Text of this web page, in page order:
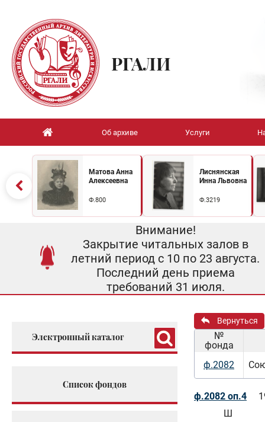
РГАЛИ
Об архиве Услуги
Матова Анна
Алексеевна
Ф.800
Лиснянская
Инна Львовна
Ф.3219
Внимание!
Закрытие читальных залов в
летний период с 10 по 23 августа.
Последний день приема
требований 31 июля.
Электронный каталог
Список фондов
Вернуться
№
фонда
ф.2082
ф.2082 оп.4
Ш